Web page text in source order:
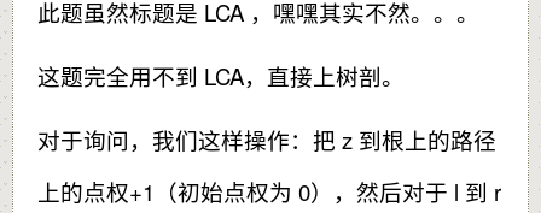
此题虽然标题是 LCA ，嘿嘿其实不然。。。
这题完全用不到 LCA，直接上树剖。
对于询问，我们这样操作：把 z 到根上的路径
上的点权+1（初始点权为 0），然后对于 l 到 r